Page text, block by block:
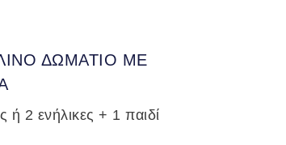
ΔΩΜΑΤΙΟ ΜΕ
ή 2 ενήλικες + 1 παιδί